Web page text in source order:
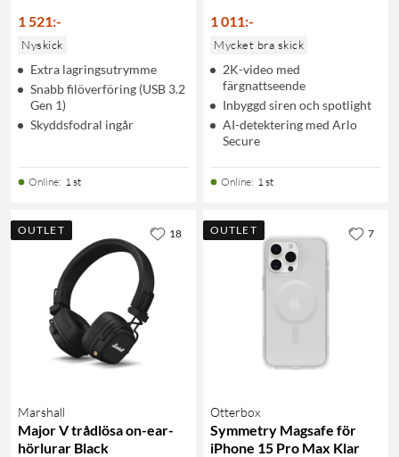
1 521:-
Nyskick
Extra lagringsutrymme
Snabb filöverföring (USB 3.2
Gen 1)
Skyddsfodral ingår
Online: 1 st
1 011:-
Mycket bra skick
2K-video med
färgnattseende
Inbyggd siren och spotlight
AI-detektering med Arlo
Secure
Online: 1 st
OUTLET
Marshall
Major V trådlösa on-ear-
hörlurar Black
18 OUTLET
Otterbox
Symmetry Magsafe för
iPhone 15 Pro Max Klar
7